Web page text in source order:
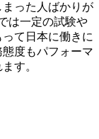
った人ばかりが
は一定の試験や
て日本に働きに
度もパフォーマ
す。